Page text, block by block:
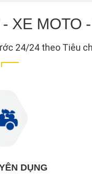
XE MOTO
24/24 theo Tiêu
DỤNG